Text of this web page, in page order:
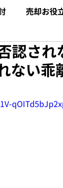
売却お役
お客様の声
認さ
い乖